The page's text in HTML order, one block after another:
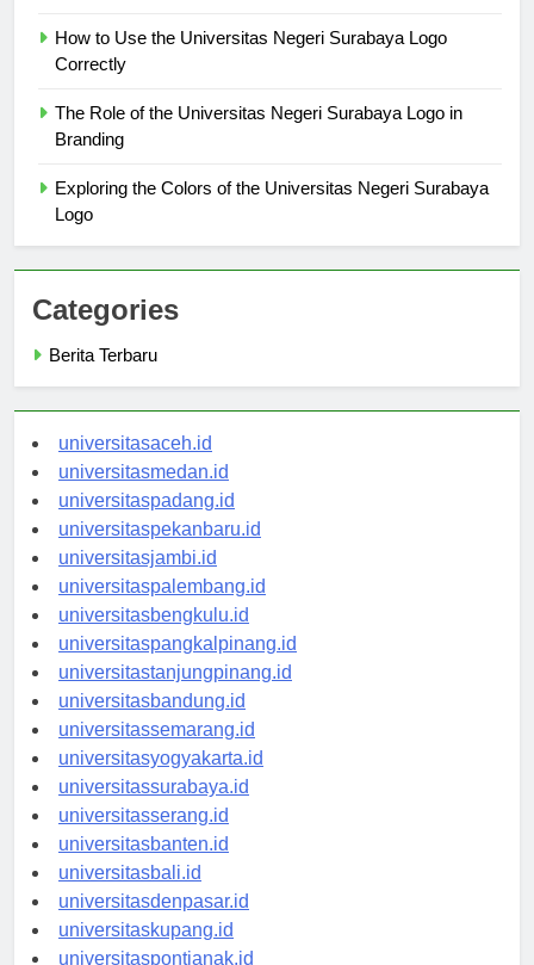
How to Use the Universitas Negeri Surabaya Logo
The Role of the Universitas Negeri Surabaya Logo in
Exploring the Colors of the Universitas Negeri Surabaya
Categories
universitasaceh.id
universitasmedan.id
universitaspadang.id
universitaspekanbaru.id
universitasjambi.id
universitaspalembang.id
universitasbengkulu.id
universitaspangkalpinang.id
universitastanjungpinang.id
universitasbandung.id
universitassemarang.id
universitasyogyakarta.id
universitassurabaya.id
universitasserang.id
universitasbanten.id
universitasbali.id
universitasdenpasar.id
universitaskupang.id